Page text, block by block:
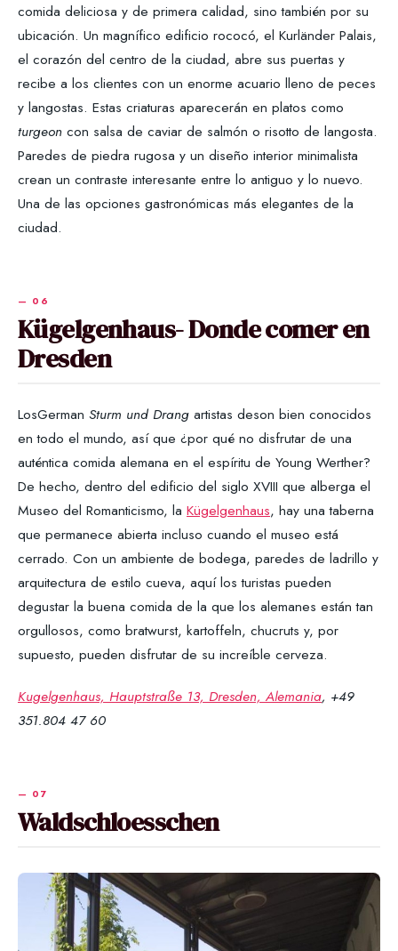
comida deliciosa y de primera calidad, sino también por su
ubicación. Un magnífico edificio rococó, el Kurländer Palais,
el corazón del centro de la ciudad, abre sus puertas y
recibe a los clientes con un enorme acuario lleno de peces
y langostas. Estas criaturas aparecerán en platos como
turgeon con salsa de caviar de salmón o risotto de langosta.
Paredes de piedra rugosa y un diseño interior minimalista
crean un contraste interesante entre lo antiguo y lo nuevo.
Una de las opciones gastronómicas más elegantes de la
ciudad.
Kügelgenhaus- Donde comer en
Dresden
LosGerman Sturm und Drang artistas deson bien conocidos
en todo el mundo, así que ¿por qué no disfrutar de una
auténtica comida alemana en el espíritu de Young Werther?
De hecho, dentro del edificio del siglo XVIII que alberga el
Museo del Romanticismo, la Kügelgenhaus, hay una taberna
que permanece abierta incluso cuando el museo está
cerrado. Con un ambiente de bodega, paredes de ladrillo y
arquitectura de estilo cueva, aquí los turistas pueden
degustar la buena comida de la que los alemanes están tan
orgullosos, como bratwurst, kartoffeln, chucruts y, por
supuesto, pueden disfrutar de su increíble cerveza.
Kugelgenhaus, Hauptstraße 13, Dresden, Alemania, +49
351.804 47 60
Waldschloesschen